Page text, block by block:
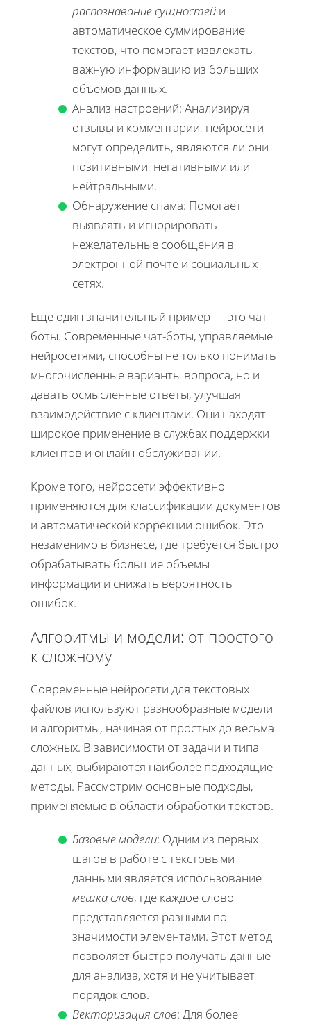
распознавание сущностей и
автоматическое суммирование
текстов, что помогает извлекать
важную информацию из больших
объемов данных.
Анализ настроений: Анализируя
отзывы и комментарии, нейросети
могут определить, являются ли они
позитивными, негативными или
нейтральными.
Обнаружение спама: Помогает
выявлять и игнорировать
нежелательные сообщения в
электронной почте и социальных
сетях.
Еще один значительный пример — это чат-
боты. Современные чат-боты, управляемые
нейросетями, способны не только понимать
многочисленные варианты вопроса, но и
давать осмысленные ответы, улучшая
взаимодействие с клиентами. Они находят
широкое применение в службах поддержки
клиентов и онлайн-обслуживании.
Кроме того, нейросети эффективно
применяются для классификации документов
и автоматической коррекции ошибок. Это
незаменимо в бизнесе, где требуется быстро
обрабатывать большие объемы
информации и снижать вероятность
ошибок.
Алгоритмы и модели: от простого
к сложному
Современные нейросети для текстовых
файлов используют разнообразные модели
и алгоритмы, начиная от простых до весьма
сложных. В зависимости от задачи и типа
данных, выбираются наиболее подходящие
методы. Рассмотрим основные подходы,
применяемые в области обработки текстов.
Базовые модели: Одним из первых
шагов в работе с текстовыми
данными является использование
мешка слов, где каждое слово
представляется разными по
значимости элементами. Этот метод
позволяет быстро получать данные
для анализа, хотя и не учитывает
порядок слов.
Векторизация слов: Для более